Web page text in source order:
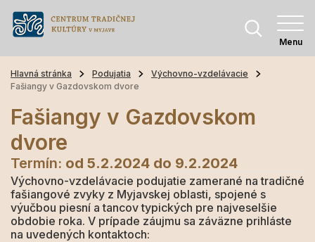
Menu
Hlavná stránka Podujatia
Výchovno-vzdelávacie
Fašiangy v Gazdovskom dvore
Fašiangy v Gazdovskom
dvore
Termín: od 5.2.2024 do 9.2.2024
Výchovno-vzdelávacie podujatie zamerané na tradičné
fašiangové zvyky z Myjavskej oblasti, spojené s
výučbou piesní a tancov typických pre najveselšie
obdobie roka. V prípade záujmu sa záväzne prihláste
na uvedených kontaktoch: